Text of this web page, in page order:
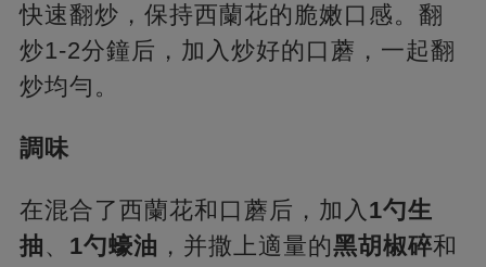
快速翻炒，保持西蘭花的脆嫩口感。翻
炒1-2分鐘后，加入炒好的口蘑，一起翻
炒均勻。
調味
在混合了西蘭花和口蘑后，加入 1勺生
抽、 1勺蠔油 ，并撒上適量的黑胡椒碎和